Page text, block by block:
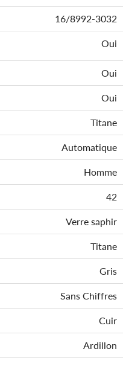
16/8992-3032
Oui
Oui
Oui
Titane
Automatique
Homme
42
Verre saphir
Titane
Gris
Sans Chiffres
Cuir
Ardillon